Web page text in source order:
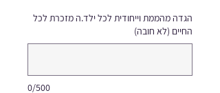
הגדה מהממת וייחודית לכל ילד.ה מזכרת לכל
החיים (לא חובה)
0/500